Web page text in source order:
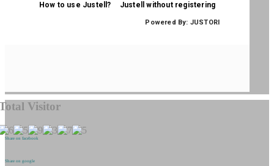
Visitor
Share on facebook
Share on google